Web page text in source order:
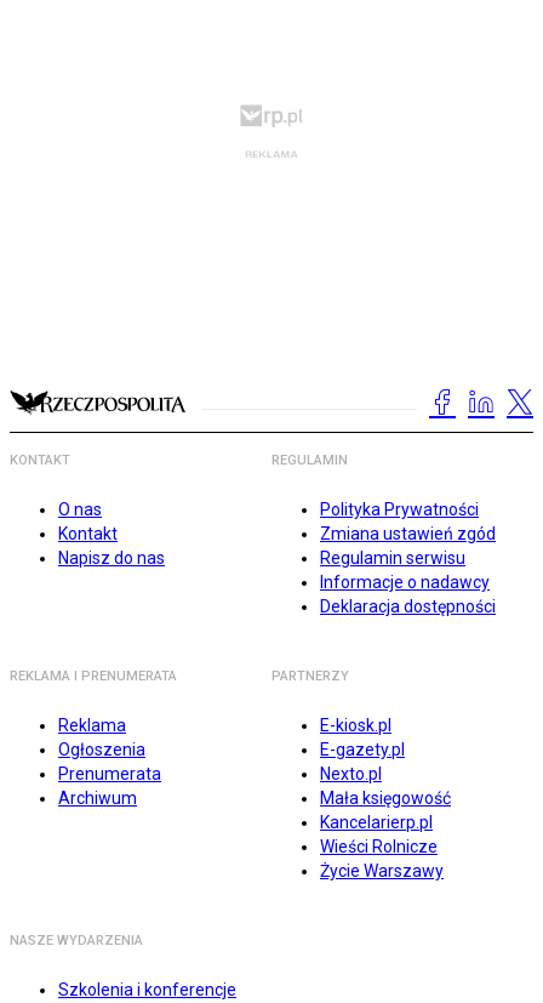
KONTAKT
O nas
Kontakt
Napisz do nas
REGULAMIN
Polityka Prywatności
Zmiana ustawień zgód
Regulamin serwisu
Informacje o nadawcy
Deklaracja dostępności
REKLAMA I PRENUMERATA
Reklama
Ogłoszenia
Prenumerata
Archiwum
PARTNERZY
E-kiosk.pl
E-gazety.pl
Nexto.pl
Mała księgowość
Kancelarierp.pl
Wieści Rolnicze
Życie Warszawy
NASZE WYDARZENIA
Szkolenia i konferencje